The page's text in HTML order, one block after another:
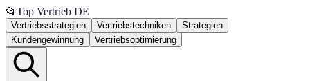
📂 Top Vertrieb DE
Vertriebsstrategien Vertriebstechniken
Strategien
Kundengewinnung
Vertriebsoptimierung